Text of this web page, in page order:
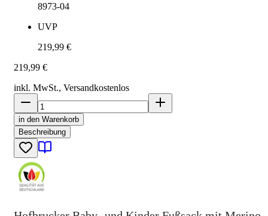
8973-04
UVP
219,99 €
219,99 €
inkl. MwSt., Versandkostenlos
in den Warenkorb
Beschreibung